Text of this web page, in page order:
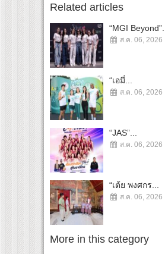
Related articles
“MGI Beyond”...
ส.ค. 06, 2026
“เอมี่...
ส.ค. 06, 2026
“JAS”...
ส.ค. 06, 2026
“เต้ย พงศกร...
ส.ค. 06, 2026
More in this category